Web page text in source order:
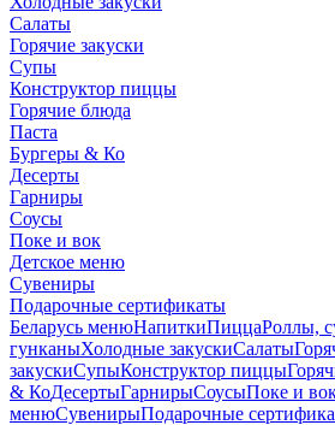
Салаты
Горячие закуски
Супы
Конструктор пиццы
Горячие блюда
Паста
Бургеры & Ко
Десерты
Гарниры
Соусы
Поке и вок
Детское меню
Сувениры
Подарочные сертификаты
Беларусь менюНапиткиПиццаРоллы,
гунканыХолодные закускиСалаты
закускиСупыКонструктор пиццы
& КоДесертыГарнирыСоусыПоке и
менюСувенирыПодарочные